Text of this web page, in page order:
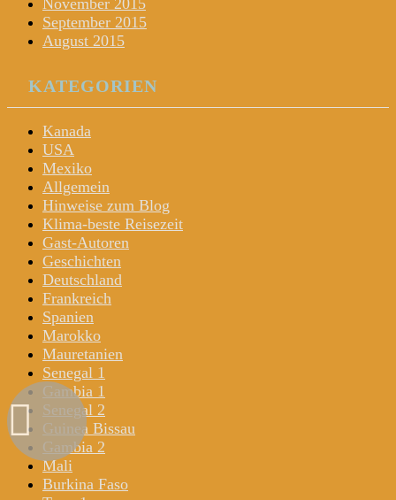
September 2015
August 2015
KATEGORIEN
Kanada
USA
Mexiko
Allgemein
Hinweise zum Blog
Klima-beste Reisezeit
Gast-Autoren
Geschichten
Deutschland
Frankreich
Spanien
Marokko
Mauretanien
Senegal 1
Gambia 1
Senegal 2
Guinea Bissau
Gambia 2
Mali
Burkina Faso